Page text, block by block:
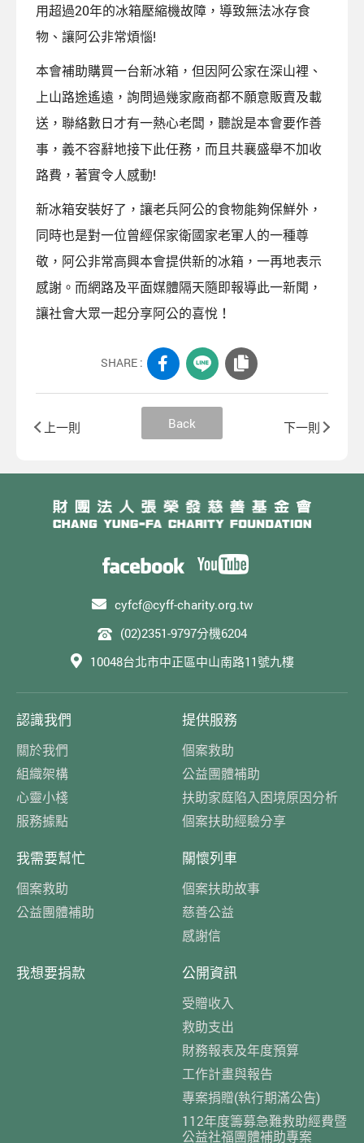
用超過20年的冰箱壓縮機故障，導致無法冰存食
物、讓阿公非常煩惱!
本會補助購買一台新冰箱，但因阿公家在深山裡、
上山路途遙遠，詢問過幾家廠商都不願意販賣及載
送，聯絡數日才有一熱心老闆，聽說是本會要作善
事，義不容辭地接下此任務，而且共襄盛舉不加收
路費，著實令人感動!
新冰箱安裝好了，讓老兵阿公的食物能夠保鮮外，
同時也是對一位曾經保家衛國家老軍人的一種尊
敬，阿公非常高興本會提供新的冰箱，一再地表示
感謝。而網路及平面媒體隔天隨即報導此一新聞，
讓社會大眾一起分享阿公的喜悅！
SHARE :
上一則 Back 下一則
cyfcf@cyff-charity.org.tw
(02)2351-9797分機6204
10048台北市中正區中山南路11號九樓
認識我們
關於我們
組織架構
心靈小棧
服務據點
提供服務
個案救助
公益團體補助
扶助家庭陷入困境原因分析
個案扶助經驗分享
我需要幫忙
個案救助
公益團體補助
關懷列車
個案扶助故事
慈善公益
感謝信
我想要捐款 公開資訊
受贈收入
救助支出
財務報表及年度預算
工作計畫與報告
專案捐贈(執行期滿公告)
112年度籌募急難救助經費暨
公益社福團體補助專案